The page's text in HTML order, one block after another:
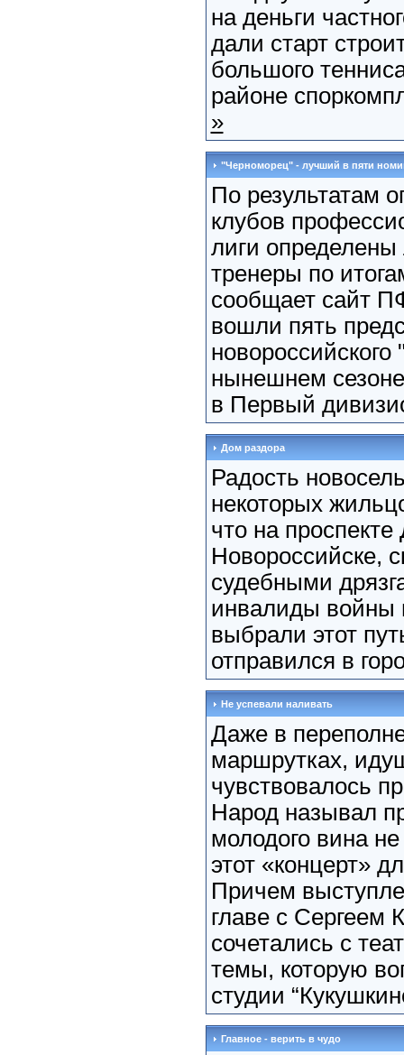
на деньги
дали старт
большого
районе
»
"Черноморец" - лучший в пяти
По результатам
клубов
лиги
тренеры по
сообщает сайт
вошли пять
нынешнем
в Первый
Дом раздора
Радость
некоторых
что на проспекте
Новороссийске,
судебными
инвалиды войны
выбрали этот
отправился в
Не успевали наливать
Даже в
маршрутках,
чувствовалось
Народ называл
молодого вина
этот «концерт»
Причем
главе с Сергеем
сочетались с
темы, которую
студии
Главное - верить в чудо